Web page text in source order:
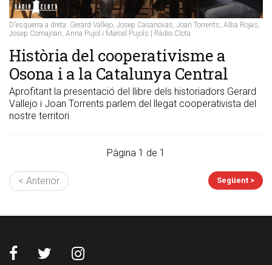
D'esquerra a dreta: Gerard Vallejo, Josep Casanovas, Joan Torrents, Alba Rojas,
Josep Comajoan, Anna Pujol i Marcel Pujols | Ràdio Clota
Història del cooperativisme a
Osona i a la Catalunya Central
Aprofitant la presentació del llibre dels historiadors Gerard
Vallejo i Joan Torrents parlem del llegat cooperativista del
nostre territori
Pàgina 1 de 1
< Anterior Següent >